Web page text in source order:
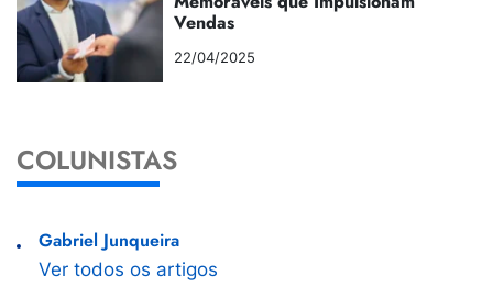
Vendas
22/04/2025
COLUNISTAS
Gabriel Junqueira
Ver todos os artigos